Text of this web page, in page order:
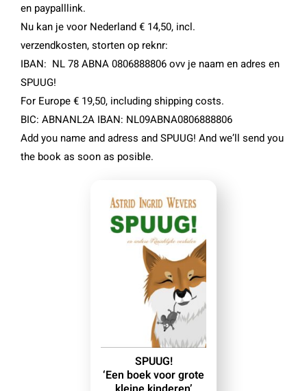
Nest-planning
en paypalllink.
Nu kan je voor Nederland € 14,50, incl.
verzendkosten, storten op reknr:
IBAN: NL 78 ABNA 0806888806 ovv je naam en adres en
SPUUG!
For Europe € 19,50, includingshipping costs.
BIC: ABNANL2A IBAN: NL09ABNA0806888806
Add you name and adress and SPUUG! And we’ll send you
the book as soon as posible.
SPUUG!
‘Een boek voor grote